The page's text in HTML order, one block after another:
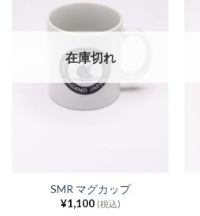
在庫切れ
SMR マグカップ
¥1,100 (税込)